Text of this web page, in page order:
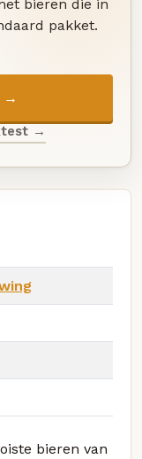
bieren die in
pakket.
→
→
bieren van